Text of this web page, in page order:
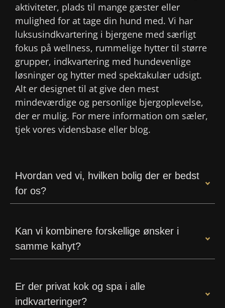
aktiviteter, plads til mange gæster eller
mulighed for at tage din hund med. Vi har
luksusindkvartering i bjergene med særligt
fokus på wellness, rummelige hytter til større
grupper, indkvartering med hundevenlige
løsninger og hytter med spektakulær udsigt.
Alt er designet til at give den mest
mindeværdige og personlige bjergoplevelse,
der er mulig. For mere information om sæler,
tjek vores vidensbase eller blog.
Hvordan ved vi, hvilken bolig der er bedst
for os?
Kan vi kombinere forskellige ønsker i
samme kahyt?
Er der privat kok og spa i alle
indkvarteringer?